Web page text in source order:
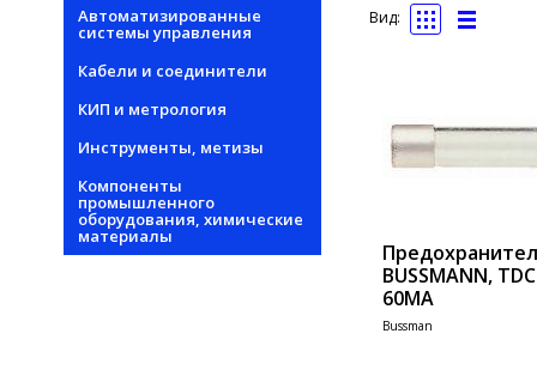
Автоматизированные
системы управления
Кабели и соединители
КИП и метрология
Инструменты, метизы
Компоненты
промышленного
оборудования, химические
материалы
Вид:
BUSSMANN,
60MA
Bussman